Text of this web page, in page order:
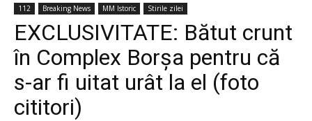
112 Breaking News MM Istoric Stirile zilei
EXCLUSIVITATE: Bătut crunt
în Complex Borșa pentru că
s-ar fi uitat urât la el (foto
cititori)